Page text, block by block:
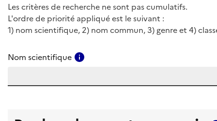
Les critères de recherche ne sont pas cumulatifs.
L'ordre de priorité appliqué est le suivant :
1) nom scientifique, 2) nom commun, 3) genre et 4)
Nom scientifique